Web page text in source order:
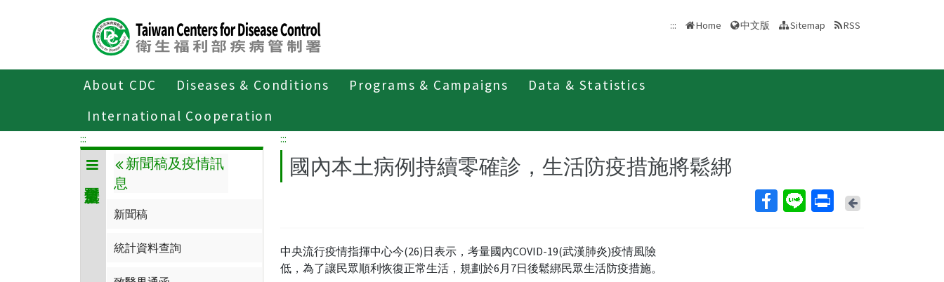
::: Home 中文版 Sitemap RSS
About CDC Diseases & Conditions Programs & Campaigns
Data & Statistics
International Cooperation
傳染病與防疫專題
:::
新聞稿及疫情訊
息
新聞稿
統計資料查詢
:::
國內本土病例持續零確診，生活防疫措施將鬆綁
Back
中央流行疫情指揮中心今(26)日表示，考量國內COVID-19(武漢肺炎)疫情風險
低，為了讓民眾順利恢復正常生活，規劃於6月7日後鬆綁民眾生活防疫措施。